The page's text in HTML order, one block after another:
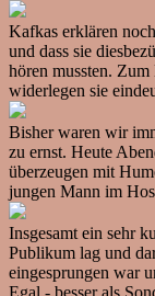
Kafkas erklären
und dass sie
hören mussten.
widerlegen sie
Bisher waren wir
zu ernst. Heute
überzeugen mit
jungen Mann im
Insgesamt ein sehr
Publikum lag und
eingesprungen war
Egal - besser als